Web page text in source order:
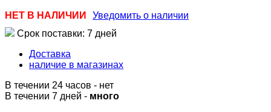
НЕТ В НАЛИЧИИ
Уведомить о наличии
Срок поставки: 7 дней
Доставка
наличие в магазинах
В течении 24 часов - нет
В течении 7 дней - много